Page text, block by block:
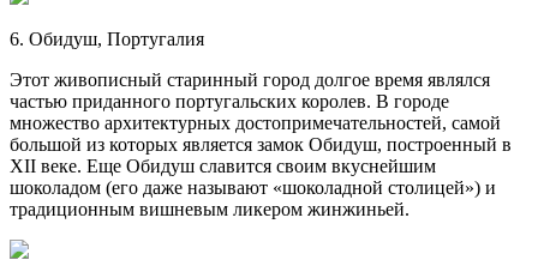
6. Обидуш, Португалия
Этот живописный старинный город долгое время являлся
частью приданного португальских королев. В городе
множество архитектурных достопримечательностей, самой
большой из которых является замок Обидуш, построенный в
XII веке. Еще Обидуш славится своим вкуснейшим
шоколадом (его даже называют «шоколадной столицей») и
традиционным вишневым ликером жинжиньей.